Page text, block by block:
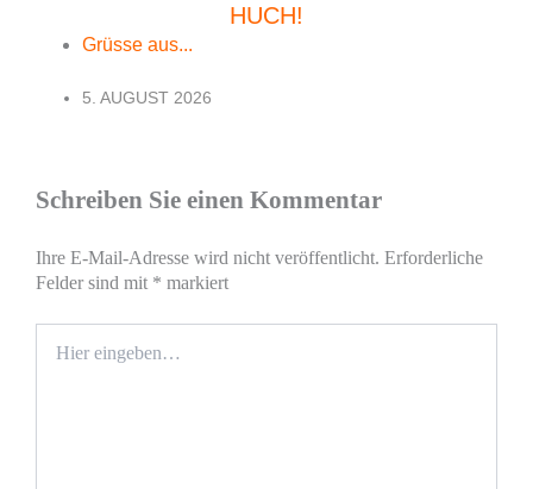
HUCH!
Grüsse aus...
5. AUGUST 2026
Schreiben Sie einen Kommentar
Ihre E-Mail-Adresse wird nicht veröffentlicht. Erforderliche
Felder sind mit * markiert
eingeben…